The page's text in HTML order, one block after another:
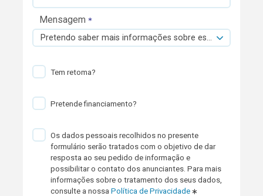
Mensagem
Pretendo saber mais informações sobre esta viatura.
Tem retoma?
Pretende financiamento?
Os dados pessoais recolhidos no presente
formulário serão tratados com o objetivo de dar
resposta ao seu pedido de informação e
possibilitar o contato dos anunciantes. Para mais
informações sobre o tratamento dos seus dados,
consulte a nossaPolítica de Privacidade